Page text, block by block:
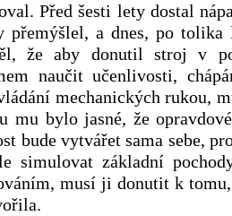
Před šesti lety dostal
přemýšlel, a dnes, po tolika
že aby donutil stroj v
naučit učenlivosti,
mechanických rukou,
mu bylo jasné, že
bude vytvářet sama sebe,
simulovat základní
musí ji donutit k